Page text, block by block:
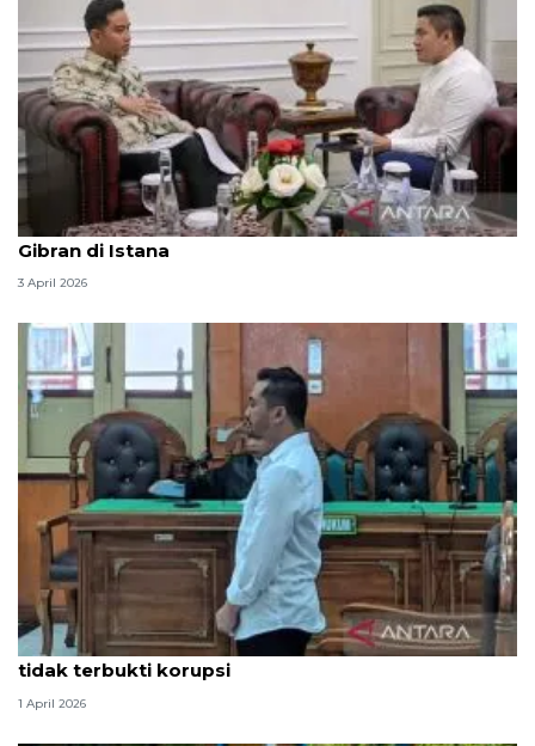
Seskab Teddy silaturahmi Idul Fitri ke Wapres
Gibran di Istana
3 April 2026
Hakim PN Medan vonis bebas Amsal Sitepu karena
tidak terbukti korupsi
1 April 2026